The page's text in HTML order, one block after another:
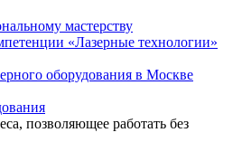
мастерству
«Лазерные технологии»
позволяющее работать без